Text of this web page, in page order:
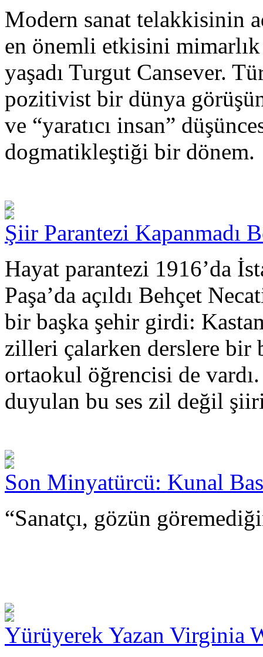
Modern sanat telakkisinin
en önemli etkisini
yaşadı Turgut Cansever.
pozitivist bir dünya
ve “yaratıcı insan”
dogmatikleştiği bir dönem.
Şiir Parantezi Kapanmadı
Hayat parantezi 1916’da
Paşa’da açıldı Behçet
bir başka şehir girdi:
zilleri çalarken derslere bir
ortaokul öğrencisi de
duyulan bu ses zil değil
Son Minyatürcü: Kunal
“Sanatçı, gözün
Yürüyerek Yazan Virginia